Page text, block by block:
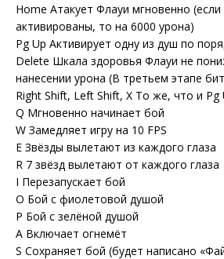
Home Атакует Флауи мгновенно
активированы, то на 6000 урона)
Pg Up Активирует одну из душ по
Delete Шкала здоровья Флауи не
нанесении урона (В третьем этапе
Right Shift, Left Shift, X То же, что и Pg
Q Мгновенно начинает бой
W Замедляет игру на 10 FPS
E Звёзды вылетают из каждого глаза
R 7 звёзд вылетают от каждого глаза
I Перезапускает бой
O Бой с фиолетовой душой
P Бой с зелёной душой
A Включает огнемёт
S Сохраняет бой (будет написано